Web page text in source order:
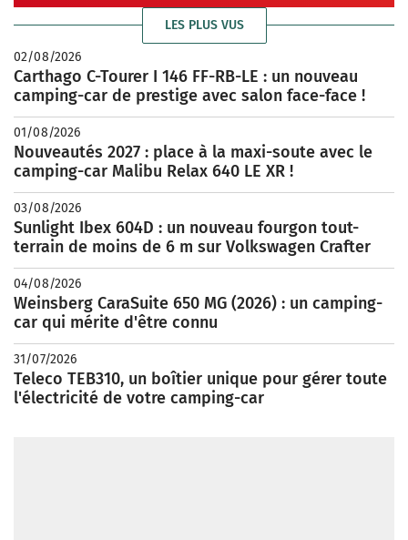
LES PLUS VUS
02/08/2026
Carthago C-Tourer I 146 FF-RB-LE : un nouveau
camping-car de prestige avec salon face-face !
01/08/2026
Nouveautés 2027 : place à la maxi-soute avec le
camping-car Malibu Relax 640 LE XR !
03/08/2026
Sunlight Ibex 604D : un nouveau fourgon tout-
terrain de moins de 6 m sur Volkswagen Crafter
04/08/2026
Weinsberg CaraSuite 650 MG (2026) : un camping-
car qui mérite d'être connu
31/07/2026
Teleco TEB310, un boîtier unique pour gérer toute
l'électricité de votre camping-car